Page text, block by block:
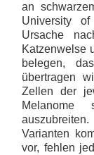
an
University
Ursache
Katzenwelse
belegen,
übertragen
Zellen der
Varianten
vor, fehlen